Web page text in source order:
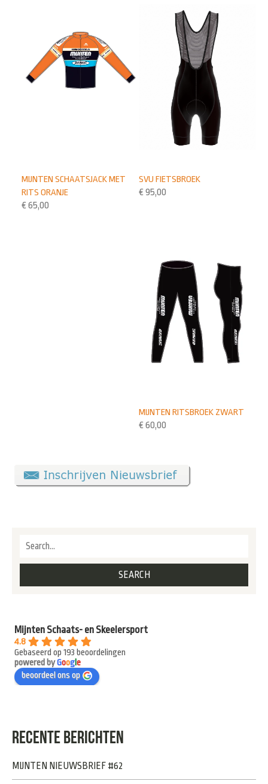
SVU FIETSBROEK
€ 95,00
MIJNTEN SCHAATSJACK MET
RITS ORANJE
€ 65,00
MIJNTEN RITSBROEK ZWART
€ 60,00
Mijnten Schaats- en Skeelersport
4.8
Gebaseerd op 193 beoordelingen
powered byGooge
beoordeel ons op
RECENTE BERICHTEN
MIJNTEN NIEUWSBRIEF #62